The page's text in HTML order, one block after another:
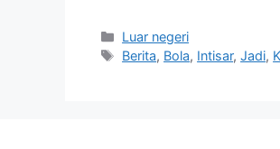
Kategori
Luar negeri
Tag
Berita, Bola, Intisar,Jadi,